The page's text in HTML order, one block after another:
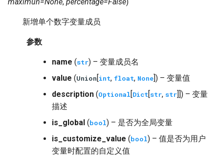
新增单个数字变量成员
参数
name (str) – 变量成员名
value (Union[int, float, None]) – 变量值
description (Optional[Dict[str, str]]) – 变量
描述
is_global (bool) – 是否为全局变量
is_customize_value (bool) – 值是否为用户
变量时配置的自定义值